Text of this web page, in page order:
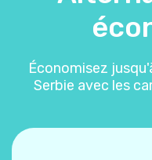
Économisez
Serbie avec les